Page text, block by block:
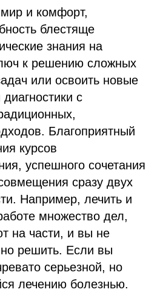
и комфорт,
блестяще
знания на
к решению сложных
или освоить новые
с
Благоприятный
курсов
успешного сочетания
сразу двух
Например, лечить и
множество дел,
на части, и вы не
решить. Если вы
серьезной, но
лечению болезнью.